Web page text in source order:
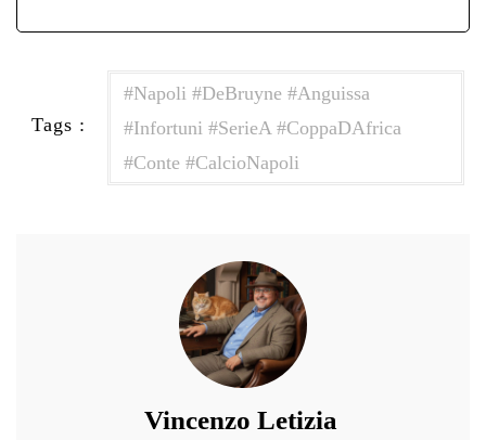
Tags :
#Napoli #DeBruyne #Anguissa
#Infortuni #SerieA #CoppaDAfrica
#Conte #CalcioNapoli
Vincenzo Letizia